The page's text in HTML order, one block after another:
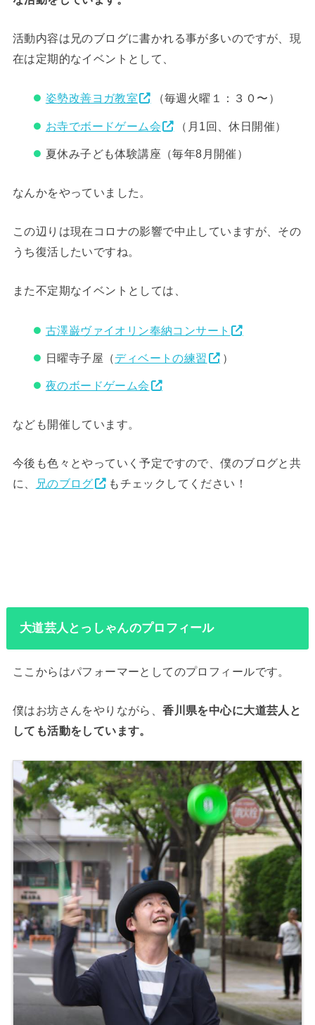
活動内容は兄のブログに書かれる事が多いのですが、現
在は定期的なイベントとして、
姿勢改善ヨガ教室 （毎週火曜１：３０〜）
お寺でボードゲーム会 （月1回、休日開催）
夏休み子ども体験講座（毎年8月開催）
なんかをやっていました。
この辺りは現在コロナの影響で中止していますが、その
うち復活したいですね。
また不定期なイベントとしては、
古澤巌ヴァイオリン奉納コンサート
日曜寺子屋（ディベートの練習 ）
夜のボードゲーム会
なども開催しています。
今後も色々とやっていく予定ですので、僕のブログと共
に、
兄のブログ もチェックしてください！
大道芸人とっしゃんのプロフィール
ここからはパフォーマーとしてのプロフィールです。
僕はお坊さんをやりながら、香川県を中心に大道芸人と
しても活動をしています。